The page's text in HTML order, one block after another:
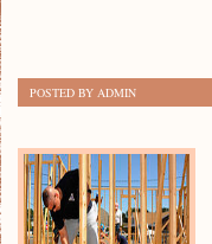
POSTED BY ADMIN